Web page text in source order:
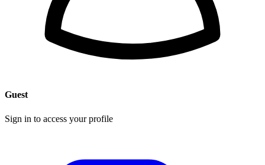
Guest
Sign in to access your profile